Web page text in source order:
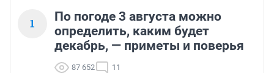
1
По погоде 3 августа можно
определить, каким будет
декабрь, — приметы и поверья
87 652 11